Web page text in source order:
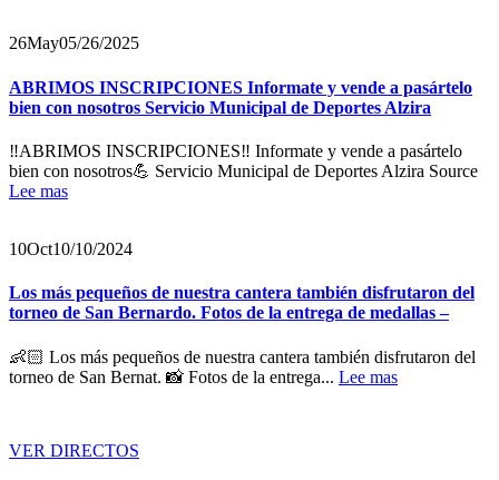
26May05/26/2025
ABRIMOS INSCRIPCIONES Informate y vende a pasártelo
bien con nosotros Servicio Municipal de Deportes Alzira
‼️ABRIMOS INSCRIPCIONES‼️ Informate y vende a pasártelo
bien con nosotros💪 Servicio Municipal de Deportes Alzira Source
Lee mas
10Oct10/10/2024
Los más pequeños de nuestra cantera también disfrutaron del
torneo de San Bernardo. Fotos de la entrega de medallas –
👶🏻 Los más pequeños de nuestra cantera también disfrutaron del
torneo de San Bernat. 📸 Fotos de la entrega... Lee mas
VER DIRECTOS